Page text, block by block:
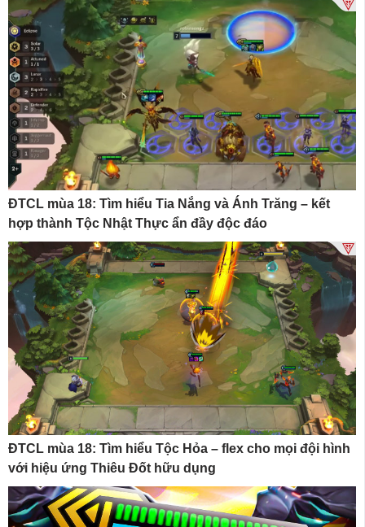
ĐTCL mùa 18: Tìm hiểu Tia Nắng và Ánh Trăng – kết
hợp thành Tộc Nhật Thực ẩn đầy độc đáo
ĐTCL mùa 18: Tìm hiểu Tộc Hỏa – flex cho mọi đội hình
với hiệu ứng Thiêu Đốt hữu dụng